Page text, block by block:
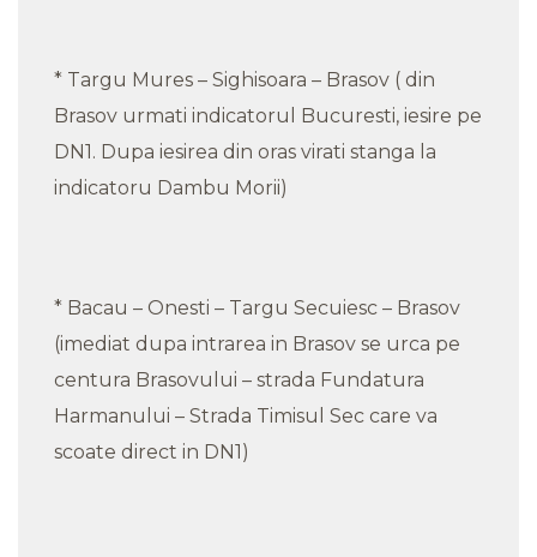
* Targu Mures – Sighisoara – Brasov ( din
Brasov urmati indicatorul Bucuresti, iesire pe
DN1. Dupa iesirea din oras virati stanga la
indicatoru Dambu Morii)
* Bacau – Onesti – Targu Secuiesc – Brasov
(imediat dupa intrarea in Brasov se urca pe
centura Brasovului – strada Fundatura
Harmanului – Strada Timisul Sec care va
scoate direct in DN1)